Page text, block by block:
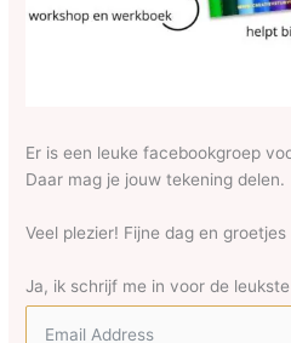
Er is een leuke facebookgroep
Daar mag je jouw tekening delen.
Veel plezier! Fijne dag en groetjes
Ja, ik schrijf me in voor de